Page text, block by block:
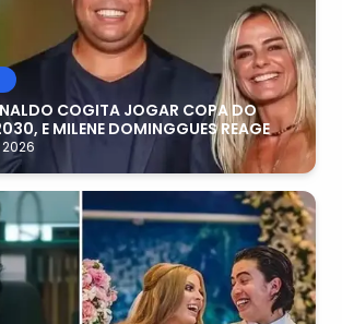
COGITA JOGAR COPA DO
E MILENE DOMINGGUES REAGE